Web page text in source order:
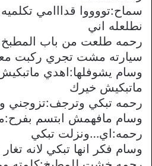
سماح:تووووا قدااامي
نطلعله اني
رحمه طلعت من باب المطبخ
سيارته مشت تجري ركبت
وسام يشوفلها:اهدي
ماتبكيش خيرك
رحمه تبكي وترجف:تزوجني
وسام مافهمش ابتسم
رحمه:اي…ونزلت تبكي
وسام فكر انها تبكي لانه